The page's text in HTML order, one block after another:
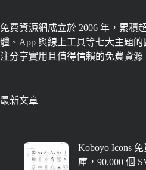
免費資源網成立於 2006 年，累積
體、App 與線上工具等七大主題
注分享實用且值得信賴的免費資源
最新文章
Koboyo Icons
庫，90,000 個